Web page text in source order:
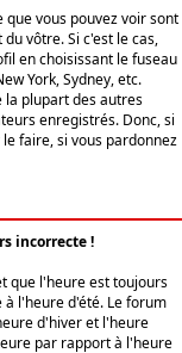
vous pouvez voir sont
vôtre. Si c'est le cas,
en choisissant le fuseau
York, Sydney, etc.
la plupart des autres
enregistrés. Donc, si
faire, si vous pardonnez
incorrecte !
que l'heure est toujours
l'heure d'été. Le forum
d'hiver et l'heure
par rapport à l'heure